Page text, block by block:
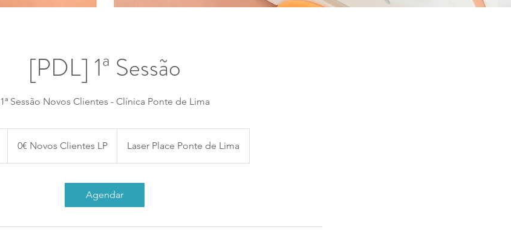
[PDL] 1ª Sessão
1ª Sessão Novos Clientes - Clínica Ponte de Lima
Clientes
0€ Novos Clientes LP Laser Place Ponte de Lima
Agendar